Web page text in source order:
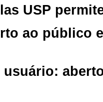
USP
ao público
usuário: